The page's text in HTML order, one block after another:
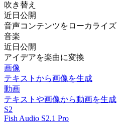
吹き替え
近日公開
音声コンテンツをローカライズ
音楽
近日公開
アイデアを楽曲に変換
画像
テキストから画像を生成
動画
テキストや画像から動画を生成
S2
Fish Audio S2.1 Pro